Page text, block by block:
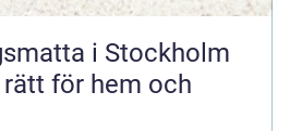
i Stockholm
för hem och